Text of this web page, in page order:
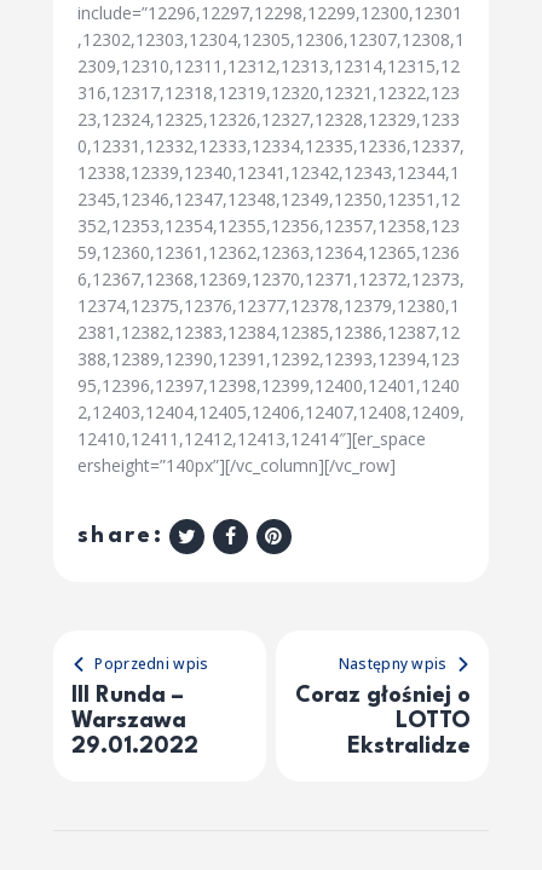
include=”12296,12297,12298,12299,12300,12301
,12302,12303,12304,12305,12306,12307,12308,1
2309,12310,12311,12312,12313,12314,12315,12
316,12317,12318,12319,12320,12321,12322,123
23,12324,12325,12326,12327,12328,12329,1233
0,12331,12332,12333,12334,12335,12336,12337,
12338,12339,12340,12341,12342,12343,12344,1
2345,12346,12347,12348,12349,12350,12351,12
352,12353,12354,12355,12356,12357,12358,123
59,12360,12361,12362,12363,12364,12365,1236
6,12367,12368,12369,12370,12371,12372,12373,
12374,12375,12376,12377,12378,12379,12380,1
2381,12382,12383,12384,12385,12386,12387,12
388,12389,12390,12391,12392,12393,12394,123
95,12396,12397,12398,12399,12400,12401,1240
2,12403,12404,12405,12406,12407,12408,12409,
12410,12411,12412,12413,12414″][er_space
ersheight=”140px”][/vc_column][/vc_row]
share:
Poprzedni wpis
III Runda –
Warszawa
29.01.2022
Następny wpis
Coraz głośniej o
LOTTO
Ekstralidze